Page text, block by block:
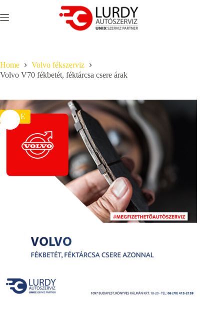
to
content
Home
Volvo fékszerviz
Volvo V70 fékbetét, féktárcsa csere árak
SALE